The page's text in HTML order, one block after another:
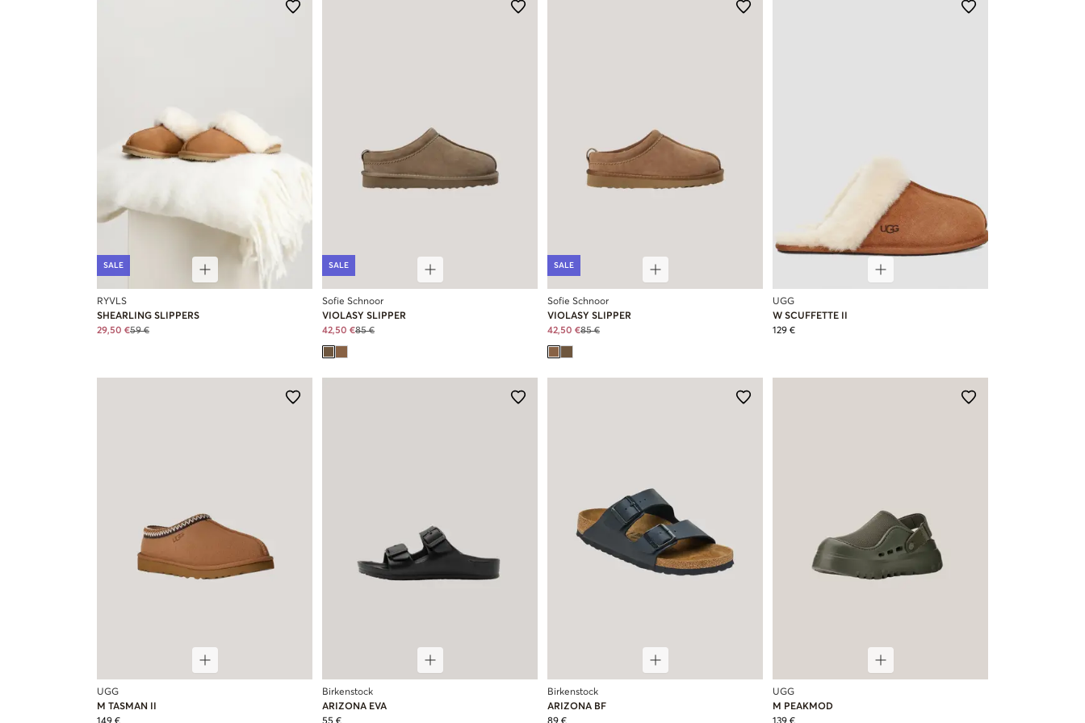
SALE
RYVLS
SHEARLING SLIPPERS
29,50 €59 €
SALE
Sofie Schnoor
VIOLASY SLIPPER
42,50 €85 €
SALE
Sofie Schnoor
VIOLASY SLIPPER
42,50 €85 €
UGG
W SCUFFETTE II
129 €
UGG
M TASMAN II
149 €
Birkenstock
ARIZONA EVA
55 €
Birkenstock
ARIZONA BF
89 €
UGG
M PEAKMOD
139 €